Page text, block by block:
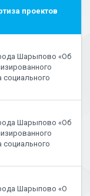
проектов
Шарыпово «Об
Шарыпово «Об
Шарыпово «О